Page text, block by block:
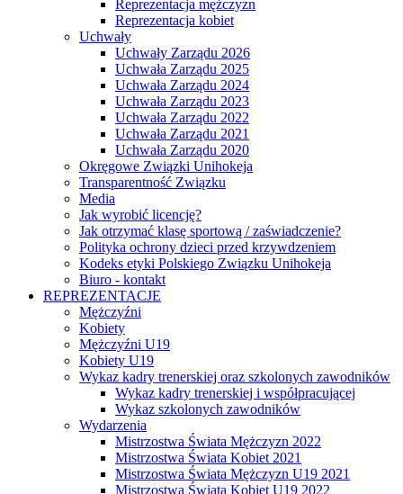
Reprezentacja mężczyzn
Reprezentacja kobiet
Uchwały
Uchwały Zarządu 2026
Uchwała Zarządu 2025
Uchwała Zarządu 2024
Uchwała Zarządu 2023
Uchwała Zarządu 2022
Uchwała Zarządu 2021
Uchwała Zarządu 2020
Okręgowe Związki Unihokeja
Transparentność Związku
Media
Jak wyrobić licencję?
Jak otrzymać klasę sportową / zaświadczenie?
Polityka ochrony dzieci przed krzywdzeniem
Kodeks etyki Polskiego Związku Unihokeja
Biuro - kontakt
REPREZENTACJE
Mężczyźni
Kobiety
Mężczyźni U19
Kobiety U19
Wykaz kadry trenerskiej oraz szkolonych zawodników
Wykaz kadry trenerskiej i współpracującej
Wykaz szkolonych zawodników
Wydarzenia
Mistrzostwa Świata Mężczyzn 2022
Mistrzostwa Świata Kobiet 2021
Mistrzostwa Świata Mężczyzn U19 2021
Mistrzostwa Świata Kobiet U19 2022